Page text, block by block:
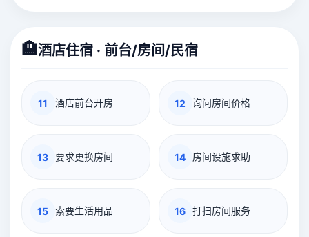
🏨酒店住宿 · 前台/房间/民宿
11 酒店前台开房 12 询问房间价格
13 要求更换房间 14 房间设施求助
15 索要生活用品 16 打扫房间服务